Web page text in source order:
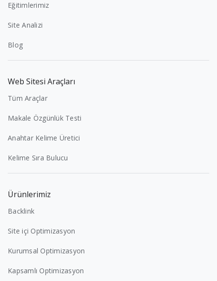
Eğitimlerimiz
Site Analizi
Blog
Web Sitesi Araçları
Tüm Araçlar
Makale Özgünlük Testi
Anahtar Kelime Üretici
Kelime Sıra Bulucu
Ürünlerimiz
Backlink
Site içi Optimizasyon
Kurumsal Optimizasyon
Kapsamlı Optimizasyon